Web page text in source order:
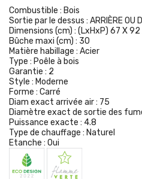
Combustible : Bois
Sortie par le dessus : ARRIÈRE OU
Dimensions (cm) : (LxHxP) 67 X 92
Bûche maxi (cm) : 30
Matière habillage : Acier
Type : Poêle à bois
Garantie : 2
Style : Moderne
Forme : Carré
Diam exact arrivée air : 75
Diamètre exact de sortie des
Puissance exacte : 4.8
Type de chauffage : Naturel
Etanche : Oui